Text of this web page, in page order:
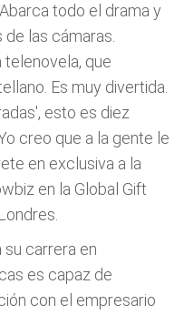
todo el drama y
las cámaras.
que
Es muy divertida.
esto es diez
creo que a la gente le
en exclusiva a la
en la Global Gift
su carrera en
es capaz de
con el empresario